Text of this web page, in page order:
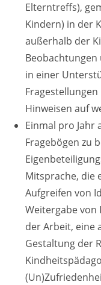
Elterntreffs),
Kindern) in der
außerhalb der
in einer
Hinweisen auf
Einmal pro Jahr
Fragebögen zu
Mitsprache, die
Aufgreifen von
Weitergabe
der Arbeit, eine
Gestaltung der